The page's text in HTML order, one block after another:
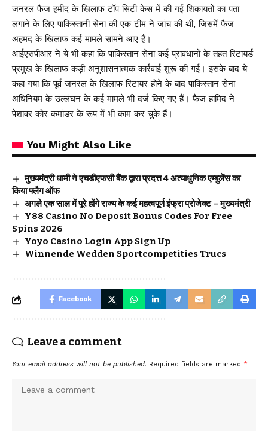
जनरल फैज हमीद के खिलाफ टॉप सिटी केस में की गई शिकायतों का पता
लगाने के लिए पाकिस्तानी सेना की एक टीम ने जांच की थी, जिसमें फैज
अहमद के खिलाफ कई मामले सामने आए हैं।
आईएसपीआर ने ये भी कहा कि पाकिस्तान सेना कई प्रावधानों के तहत रिटायर्ड
प्रमुख के खिलाफ कड़ी अनुशासनात्मक कार्रवाई शुरू की गई। इसके बाद ये
कहा गया कि पूर्व जनरल के खिलाफ रिटायर होने के बाद पाकिस्तान सेना
अधिनियम के उल्लंघन के कई मामले भी दर्ज किए गए हैं। फैज हामिद ने
पेशावर कोर कमांडर के रूप में भी काम कर चुके हैं।
You Might Also Like
मुख्यमंत्री धामी ने एचडीएफसी बैंक द्वारा प्रदत्त 4 अत्याधुनिक एम्बुलेंस का
किया फ्लैग ऑफ
अगले एक साल में पूरे होंगे राज्य के कई महत्वपूर्ण इंफ्रा प्रोजेक्ट – मुख्यमंत्री
Y88 Casino No Deposit Bonus Codes For Free
Spins 2026
Yoyo Casino Login App Sign Up
Winnende Wedden Sportcompetities Trucs
Facebook
Leave a comment
Your email address will not be published. Required fields are marked *